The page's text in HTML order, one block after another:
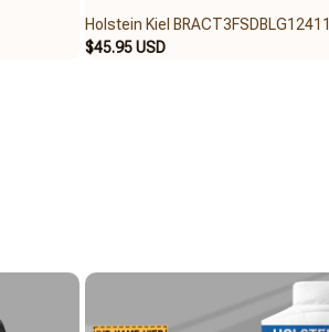
Holstein Kiel BRACT3FSDBLG12411
$45.95 USD